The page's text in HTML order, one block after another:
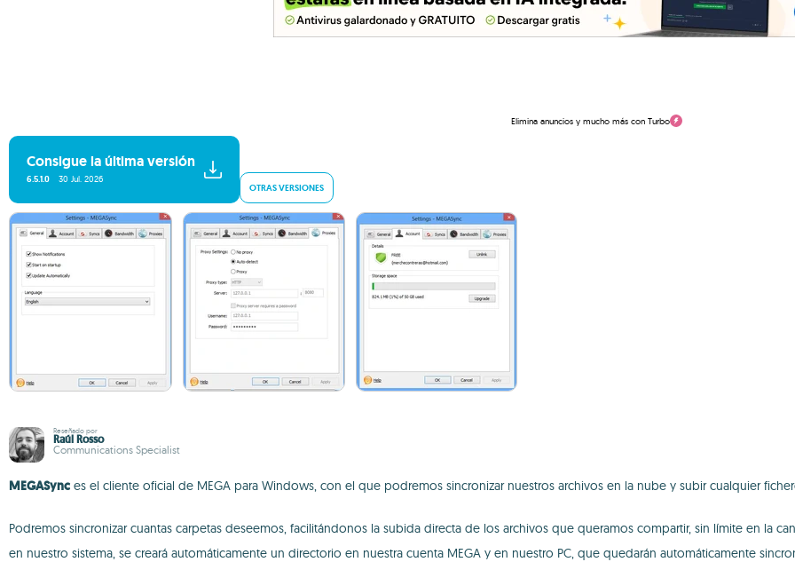
Elimina anuncios y mucho más con Turbo
Consigue la última versión
6.5.1.0 30 Jul. 2026
OTRAS VERSIONES
Reseñado por
Raúl Rosso
Communications Specialist
MEGASync es el cliente oficial de MEGA para Windows, con el que podremos sincronizar nuestros archivos en la nube y subir cualquier
Podremos sincronizar cuantas carpetas deseemos, facilitándonos la subida directa de los archivos que queramos compartir, sin límite en la
en nuestro sistema, se creará automáticamente un directorio en nuestra cuenta MEGA y en nuestro PC, que quedarán automáticamente